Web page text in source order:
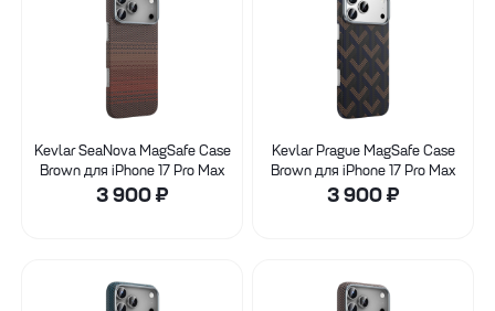
Kevlar SeaNova MagSafe Case
Brown для iPhone 17 Pro Max
3 900₽
Kevlar Prague MagSafe Case
Brown для iPhone 17 Pro Max
3 900₽